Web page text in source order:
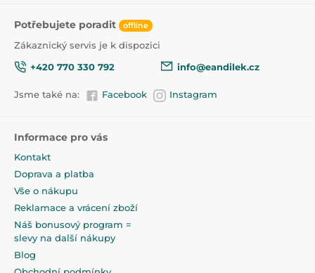
Potřebujete poradit offline
Zákaznický servis je k dispozici
+420 770 330 792
info@eandilek.cz
Jsme také na: Facebook Instagram
Informace pro vás
Kontakt
Doprava a platba
Vše o nákupu
Reklamace a vrácení zboží
Náš bonusový program =
slevy na další nákupy
Blog